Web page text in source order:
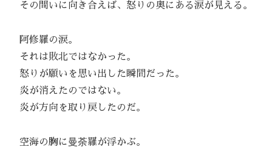
その問いに向き合えば、怒りの奥にある涙が見える。
阿修羅の涙。
それは敗北ではなかった。
怒りが願いを思い出した瞬間だった。
炎が消えたのではない。
炎が方向を取り戻したのだ。
空海の胸に曼荼羅が浮かぶ。